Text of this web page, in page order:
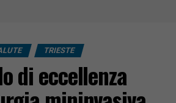
TRIESTE
di eccellenza